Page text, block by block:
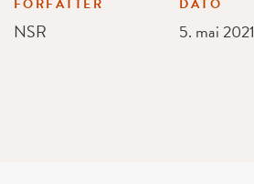
FORFATTER
NSR
DATO
5. mai 2021